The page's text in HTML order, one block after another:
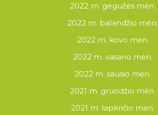
2022 m. gegužės mėn.
2022 m. balandžio mėn.
2022 m. kovo mėn.
2022 m. vasario mėn.
2022 m. sausio mėn.
2021 m. gruodžio mėn.
2021 m. lapkričio mėn.